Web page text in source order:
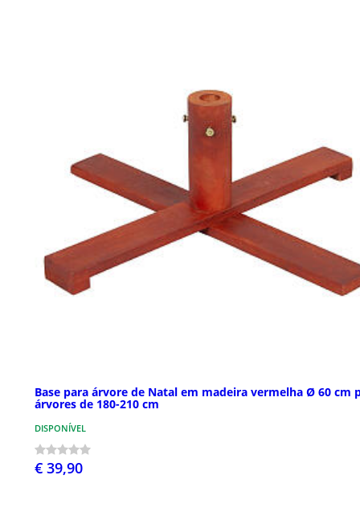
Base para árvore de Natal em madeira vermelha Ø 60 cm
árvores de 180-210 cm
DISPONÍVEL
€ 39,90